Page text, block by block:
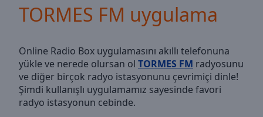
Play
Video
Skip
Backward
Skip
Forward
Mute
Current
TORMES FM uygulama
Online Radio Box uygulamasını akıllı telefonuna
yükle ve nerede olursan ol TORMES FM radyosunu
ve diğer birçok radyo istasyonunu çevrimiçi dinle!
Şimdi kullanışlı uygulamamız sayesinde favori
radyo istasyonun cebinde.